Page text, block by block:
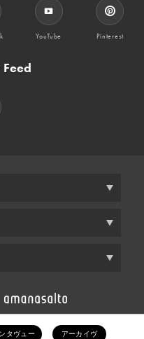
YouTube Pinterest
タヴュー アーカイヴ